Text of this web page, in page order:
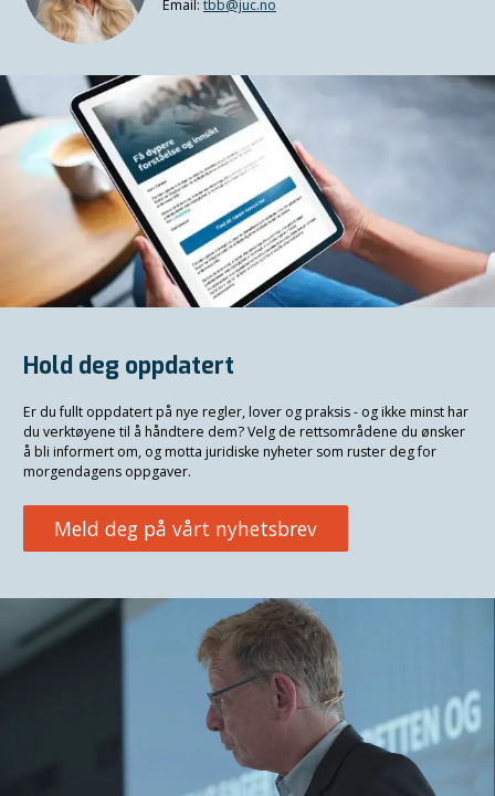
Email: tbb@juc.no
Hold deg oppdatert
Er du fullt oppdatert på nye regler, lover og praksis - og ikke minst har
du verktøyene til å håndtere dem? Velg de rettsområdene du ønsker
å bli informert om, og motta juridiske nyheter som ruster deg for
morgendagens oppgaver.
Meld deg på vårt nyhetsbrev